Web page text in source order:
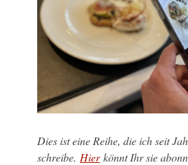
Dies ist eine Reihe, die ich seit
schreibe. Hierkönnt Ihr sie